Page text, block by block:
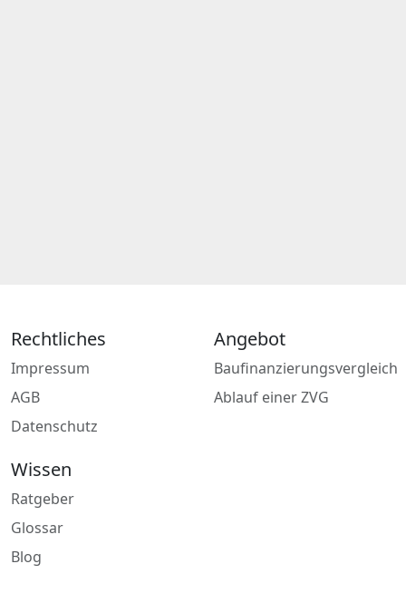
Rechtliches
Impressum
AGB
Datenschutz
Angebot
Baufinanzierungsvergleich
Ablauf einer ZVG
Wissen
Ratgeber
Glossar
Blog